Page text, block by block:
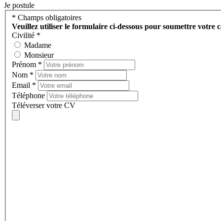
Je postule
* Champs obligatoires
Veuillez utiliser le formulaire ci-dessous pour soumettre votre
Civilité *
Madame
Monsieur
Prénom *
Nom *
Email *
Téléphone
Téléverser votre CV